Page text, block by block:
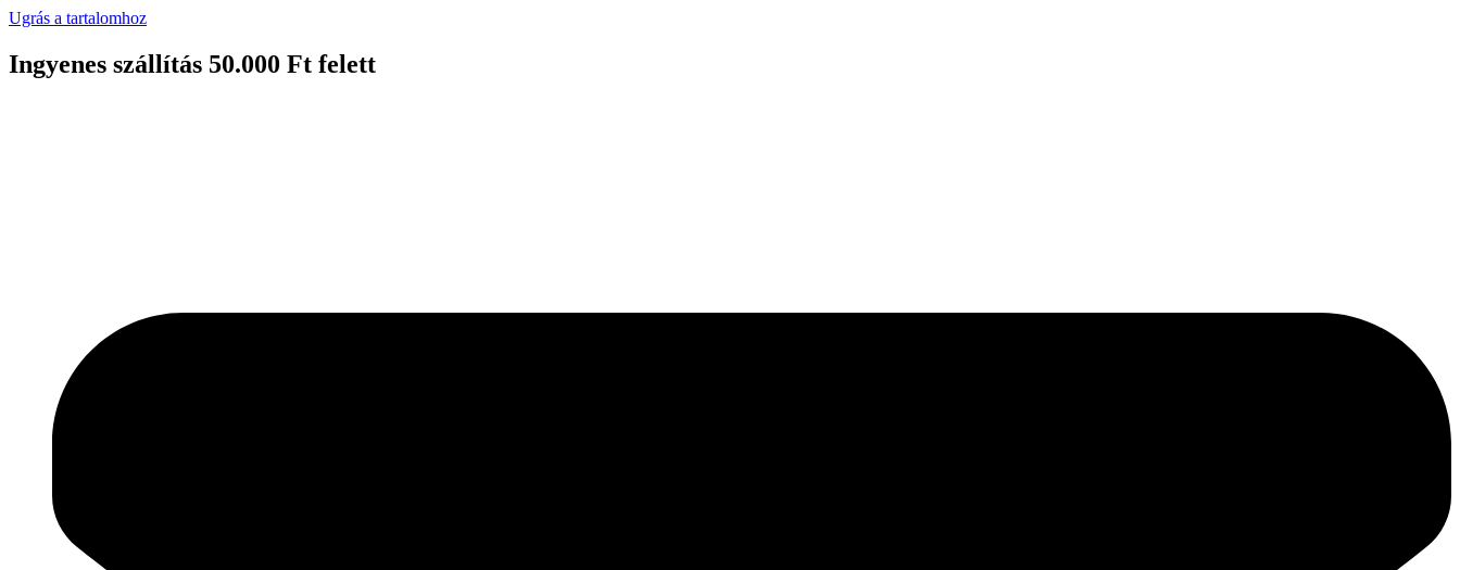
Ugrás a tartalomhoz
Ingyenes szállítás 50.000 Ft felett